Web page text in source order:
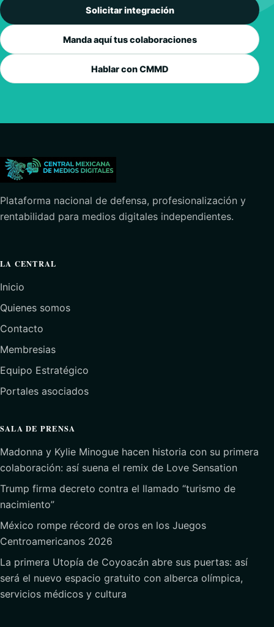
Solicitar integración
Manda aquí tus colaboraciones
Hablar con CMMD
Plataforma nacional de defensa, profesionalización y
rentabilidad para medios digitales independientes.
LA CENTRAL
Inicio
Quienes somos
Contacto
Membresias
Equipo Estratégico
Portales asociados
SALA DE PRENSA
Madonna y Kylie Minogue hacen historia con su primera
colaboración: así suena el remix de Love Sensation
Trump firma decreto contra el llamado “turismo de
nacimiento”
México rompe récord de oros en los Juegos
Centroamericanos 2026
La primera Utopía de Coyoacán abre sus puertas: así
será el nuevo espacio gratuito con alberca olímpica,
servicios médicos y cultura